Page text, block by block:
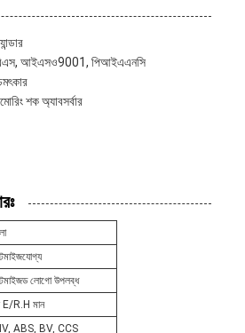
আইএসও9001, পিআইএএনসি
শক অ্যাবসর্বার
লোগো উপলব্ধ
E/R.H মান
ABS, BV, CCS